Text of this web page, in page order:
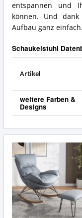
entspannen und
können. Und
Aufbau ganz einfach.
Schaukelstuhl
Artikel
weitere Farben &
Designs